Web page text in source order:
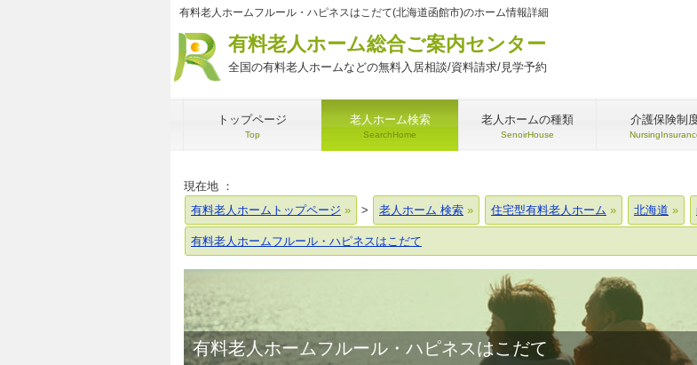
有料老人ホームフルール・ハピネスはこだて(北海道函館市)のホーム情報詳細
有料老人ホーム総合ご案内センター
全国の有料老人ホームなどの無料入居相談/資料請求/見学予約
トップページ
Top
老人ホーム検索
SearchHome
老人ホームの種類
SenoirHouse
介護保険制
現在地 ：
有料老人ホームトップページ
> 老人ホーム 検索 住宅型有料老人ホーム 北海道
有料老人ホームフルール・ハピネスはこだて
有料老人ホームフルール・ハピネスはこだて